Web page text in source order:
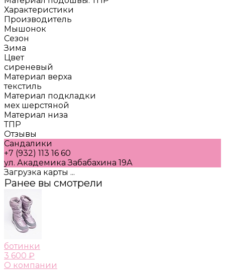
Характеристики
Производитель
Мышонок
Сезон
Зима
Цвет
сиреневый
Материал верха
текстиль
Материал подкладки
мех шерстяной
Материал низа
ТПР
Отзывы
Сандалики
+7 (932) 113 16 60
ул. Академика Забабахина 19А
Загрузка карты ...
Ранее вы смотрели
ботинки
3 600 ₽
О компании